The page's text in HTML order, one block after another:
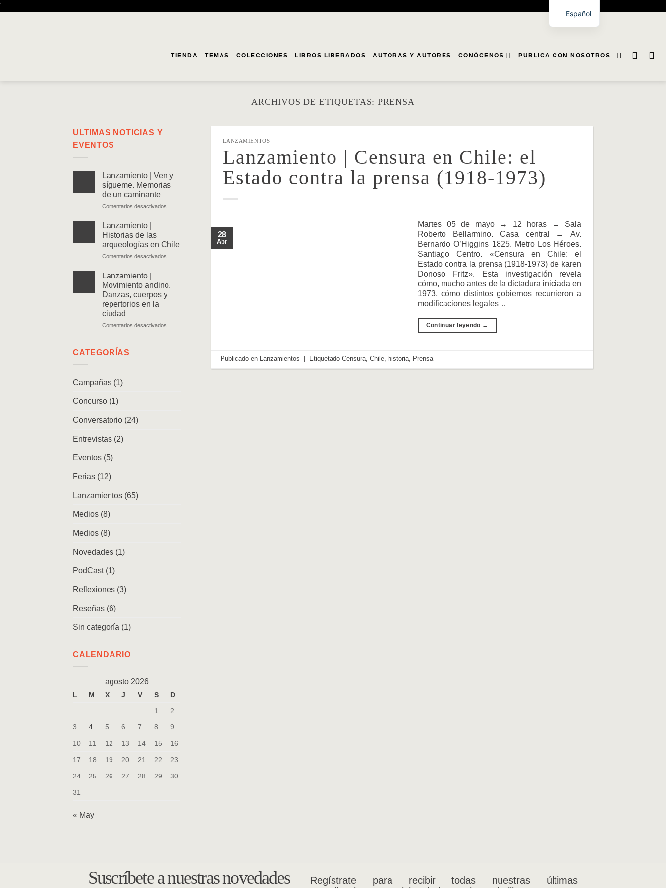
'
TIENDA TEMAS COLECCIONES LIBROS LIBERADOS AUTORAS Y AUTORES CONÓCENOS PUBLICA CON NOSOTROS
ARCHIVOS DE ETIQUETAS:PRENSA
ULTIMAS NOTICIAS Y
EVENTOS
Lanzamiento | Ven y
sígueme. Memorias
de un caminante
Comentarios desactivados
sígueme.
Lanzamiento |
Historias de las
arqueologías en Chile
Comentarios desactivados
de
las
Lanzamiento |
Movimiento andino.
Danzas, cuerpos y
repertorios en la
ciudad
Comentarios desactivados
CATEGORÍAS
Campañas (1)
Concurso (1)
Conversatorio (24)
Entrevistas (2)
Eventos (5)
Ferias (12)
Lanzamientos (65)
Medios (8)
Medios (8)
Novedades (1)
PodCast(1)
Reflexiones (3)
Reseñas (6)
Sin categoría (1)
CALENDARIO
agosto 2026
L M X J V S
D
1
2
3 4 5 6 7 8 9
10 11 12 13 14 15 16
17 18 19 20 21 22 23
24 25 26 27 28 29 30
31
« May
LANZAMIENTOS
Lanzamiento | Censura en Chile: el
Estado contra la prensa (1918-1973)
28
Abr
Martes 05 de mayo → 12 horas → Sala
Roberto Bellarmino. Casa central → Av.
Bernardo O’Higgins 1825. Metro Los Héroes.
Santiago Centro. «Censura en Chile: el
Estado contra la prensa (1918-1973) de karen
Donoso Fritz». Esta investigación revela
cómo, mucho antes de la dictadura iniciada en
1973, cómo distintos gobiernos recurrieron a
modificaciones legales…
Continuar leyendo →
Publicado en Lanzamientos Etiquetado Censura, Chile, historia, Prensa
Suscríbete a nuestras novedades
Regístrate para recibir todas nuestras últimas
Español